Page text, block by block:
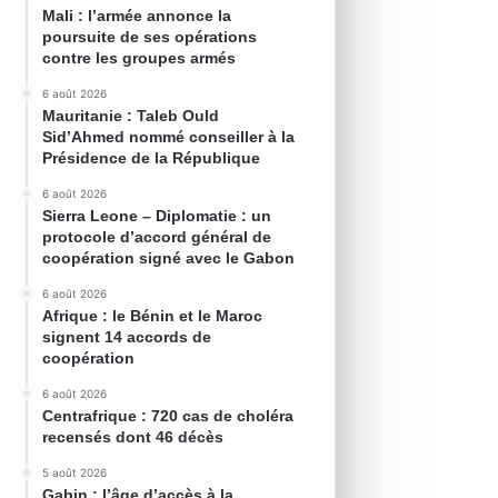
Mali : l’armée annonce la
poursuite de ses opérations
contre les groupes armés
6 août 2026
Mauritanie : Taleb Ould
Sid’Ahmed nommé conseiller à la
Présidence de la République
6 août 2026
Sierra Leone – Diplomatie : un
protocole d’accord général de
coopération signé avec le Gabon
6 août 2026
Afrique : le Bénin et le Maroc
signent 14 accords de
coopération
6 août 2026
Centrafrique : 720 cas de choléra
recensés dont 46 décès
5 août 2026